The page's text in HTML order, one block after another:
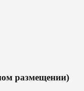
размещении)